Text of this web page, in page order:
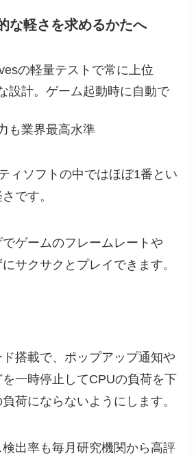
な軽さを求めるかたへ
の軽量テストで常に上位
設計。ゲーム起動時に自動で
も業界最高水準
ィソフトの中ではほぼ1番とい
です。
ゲームのフレームレートや
サクサクとプレイできます。
搭載で、ポップアップ通知や
一時停止してCPUの負荷を下
荷にならないようにします。
出率も毎月研究機関から高評